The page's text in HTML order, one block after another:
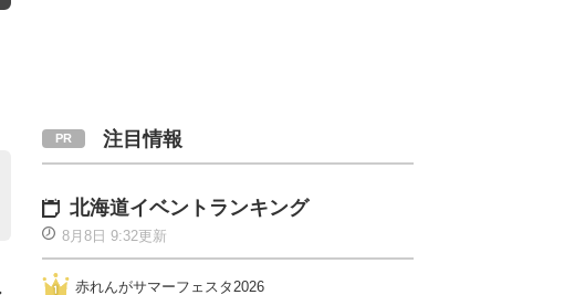
注目情報
北海道イベントランキング
8月8日 9:32更新
赤れんがサマーフェスタ2026